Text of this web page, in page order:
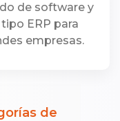
de software y
ERP para
empresas.
de